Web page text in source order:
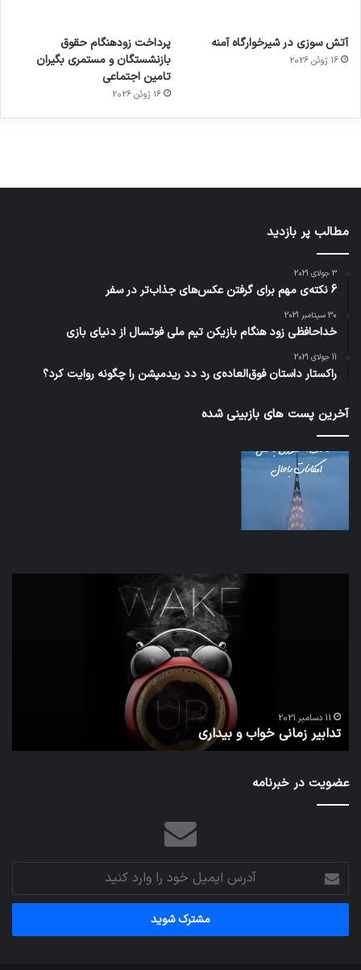
آتش سوزی در شیرخوارگاه آمنه
16 ژوئن 2026
پرداخت زودهنگام حقوق
بازنشستگان و مستمری بگیران
تامین اجتماعی
16 ژوئن 2026
برای
کشف
توسط
مجازی
…
ساعت
هوشمند
با طعم
توسط
ژاکت
در
های
2023
توسط
مطالب پر بازدید
3 جولای 2021
6 نکته‌ی مهم برای گرفتن عکس‌های جذاب‌تر در سفر
30 سپتامبر 2021
خداحافظی زود هنگام بازیکن تیم ملی فوتسال از دنیای بازی
11 جولای 2021
راکستار داستان فوق‌العاده‌ی رد دد ریدمپشن را چگونه روایت کرد؟
آخرین پست های بازبینی شده
11 دسامبر 2021
تدابیر زمانی خواب و بیداری
عضویت در خبرنامه
آدرس
ایمیل
خود
وارد